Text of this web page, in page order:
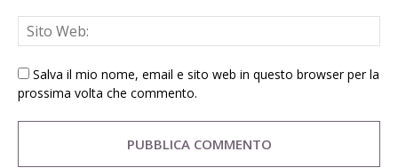
Salva il mio nome, email e sito web in questo browser per la
prossima volta che commento.